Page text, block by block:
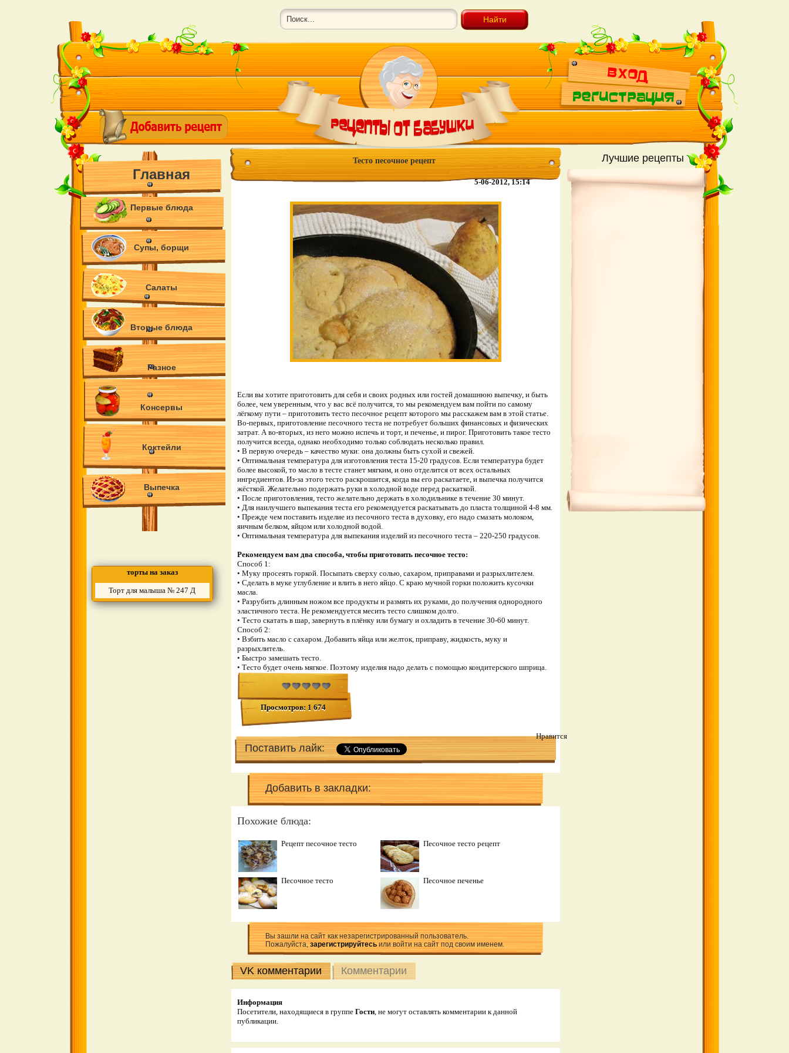
Главная
Первые блюда
Супы, борщи
Салаты
Вторые блюда
Разное
Консервы
Коктейли
Выпечка
торты на заказ
Торт для малыша № 247 Д
Тесто песочное рецепт
5-06-2012, 15:14
Если вы хотите приготовить для себя и своих родных или гостей домашнюю выпечку, и быть
более, чем уверенным, что у вас всё получится, то мы рекомендуем вам пойти по самому
лёгкому пути – приготовить тесто песочное рецепт которого мы расскажем вам в этой статье.
Во-первых, приготовление песочного теста не потребует больших финансовых и физических
затрат. А во-вторых, из него можно испечь и торт, и печенье, и пирог. Приготовить такое тесто
получится всегда, однако необходимо только соблюдать несколько правил.
• В первую очередь – качество муки: она должны быть сухой и свежей.
• Оптимальная температура для изготовления теста 15-20 градусов. Если температура будет
более высокой, то масло в тесте станет мягким, и оно отделится от всех остальных
ингредиентов. Из-за этого тесто раскрошится, когда вы его раскатаете, и выпечка получится
жёсткой. Желательно подержать руки в холодной воде перед раскаткой.
• После приготовления, тесто желательно держать в холодильнике в течение 30 минут.
• Для наилучшего выпекания теста его рекомендуется раскатывать до пласта толщиной 4-8 мм.
• Прежде чем поставить изделие из песочного теста в духовку, его надо смазать молоком,
яичным белком, яйцом или холодной водой.
• Оптимальная температура для выпекания изделий из песочного теста – 220-250 градусов.
Рекомендуем вам два способа, чтобы приготовить песочное тесто:
Способ 1:
• Муку просеять горкой. Посыпать сверху солью, сахаром, приправами и разрыхлителем.
• Сделать в муке углубление и влить в него яйцо. С краю мучной горки положить кусочки
масла.
• Разрубить длинным ножом все продукты и размять их руками, до получения однородного
эластичного теста. Не рекомендуется месить тесто слишком долго.
• Тесто скатать в шар, завернуть в плёнку или бумагу и охладить в течение 30-60 минут.
Способ 2:
• Взбить масло с сахаром. Добавить яйца или желток, приправу, жидкость, муку и
разрыхлитель.
• Быстро замешать тесто.
• Тесто будет очень мягкое. Поэтому изделия надо делать с помощью кондитерского шприца.
Просмотров: 1 674
Поставить лайк:
Нравится
Добавить в закладки:
Похожие блюда:
Рецепт песочное тесто Песочное тесто рецепт
Песочное тесто Песочное печенье
Вы зашли на сайт как незарегистрированный пользователь.
Пожалуйста,зарегистрируйтесь или войти на сайт под своим именем.
VK комментарии Комментарии
Информация
Посетители, находящиеся в группе Гости, не могут оставлять комментарии к данной
публикации.
Лучшие рецепты